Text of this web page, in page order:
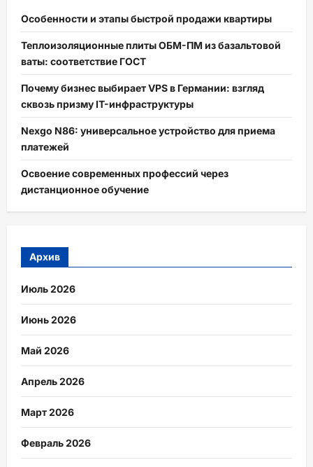
Особенности и этапы быстрой продажи квартиры
Теплоизоляционные плиты ОБМ-ПМ из базальтовой
ваты: соответствие ГОСТ
Почему бизнес выбирает VPS в Германии: взгляд
сквозь призму IT-инфраструктуры
Nexgo N86: универсальное устройство для приема
платежей
Освоение современных профессий через
дистанционное обучение
Архив
Июль 2026
Июнь 2026
Май 2026
Апрель 2026
Март 2026
Февраль 2026